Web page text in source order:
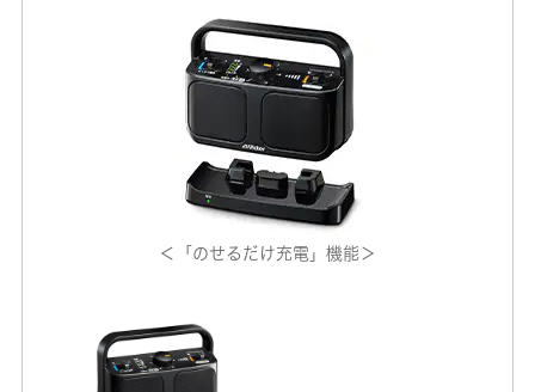
＜「のせるだけ充電」機能＞